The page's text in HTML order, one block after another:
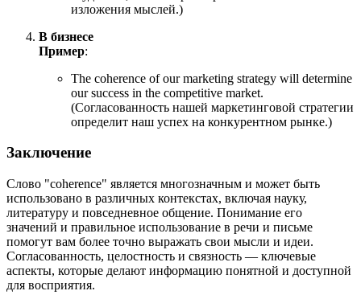
изложения мыслей.)
В бизнесе
Пример:
The coherence of our marketing strategy will determine
our success in the competitive market.
(Согласованность нашей маркетинговой стратегии
определит наш успех на конкурентном рынке.)
Заключение
Слово "coherence" является многозначным и может быть
использовано в различных контекстах, включая науку,
литературу и повседневное общение. Понимание его
значений и правильное использование в речи и письме
помогут вам более точно выражать свои мысли и идеи.
Согласованность, целостность и связность — ключевые
аспекты, которые делают информацию понятной и доступной
для восприятия.